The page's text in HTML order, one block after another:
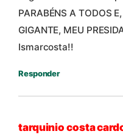
PARABÉNS A TODOS
GIGANTE, MEU
Ismarcosta!!
Responder
tarquinio costa